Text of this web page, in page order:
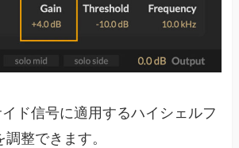
イド信号に適用するハイシェルフ
整できます。